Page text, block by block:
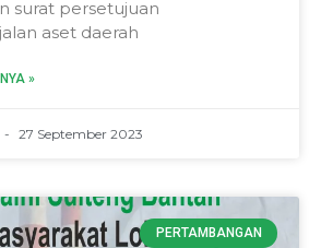
surat persetujuan
aset daerah
»
27 September 2023
PERTAMBANGAN